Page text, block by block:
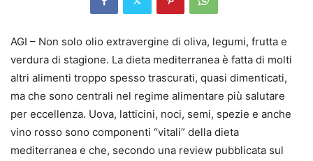
AGI – Non solo olio extravergine di oliva, legumi, frutta e
verdura di stagione. La dieta mediterranea è fatta di molti
altri alimenti troppo spesso trascurati, quasi dimenticati,
ma che sono centrali nel regime alimentare più salutare
per eccellenza. Uova, latticini, noci, semi, spezie e anche
vino rosso sono componenti “vitali” della dieta
mediterranea e che, secondo una review pubblicata sul